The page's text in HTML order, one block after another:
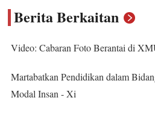
Berita Berkaitan
Video: Cabaran Foto Berantai di
Martabatkan Pendidikan dalam
Modal Insan - Xi